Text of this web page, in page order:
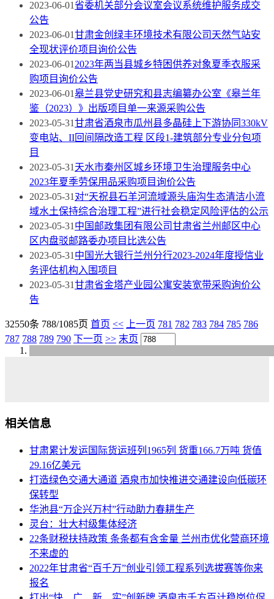
2023-06-01省委机关部分会议室会议系统维护服务成交
公告
2023-06-01甘肃金创绿丰环境技术有限公司天然气站安
全现状评价项目询价公告
2023-06-012023年两当县城乡特困供养对象夏季衣服采
购项目询价公告
2023-06-01皋兰县党史研究和县志编纂办公室《皋兰年
鉴（2023）》出版项目单一来源采购公告
2023-05-31甘肃省酒泉市瓜州县多晶硅上下游协同330kV
变电站、II回间隔改造工程 区段1-建筑部分专业分包项
目
2023-05-31天水市秦州区城乡环境卫生治理服务中心
2023年夏季劳保用品采购项目询价公告
2023-05-31对“天祝县石羊河流域源头庙沟生态清洁小流
域水土保持综合治理工程”进行社会稳定风险评估的公示
2023-05-31中国邮政集团有限公司甘肃省兰州邮区中心
区内盘驳邮路委办项目比选公告
2023-05-31中国光大银行兰州分行2023-2024年度授信业
务评估机构入围项目
2023-05-31甘肃省金塔产业园公寓安装宽带采购询价公
告
32550条 788/1085页 首页 << 上一页 781 782 783 784 785 786
787 788 789 790 下一页 >> 末页
相关信息
甘肃累计发运国际货运班列1965列 货重166.7万吨 货值
29.16亿美元
打造绿色交通大通道 酒泉市加快推进交通建设向低碳环
保转型
华池县“万企兴万村”行动助力春耕生产
灵台：壮大村级集体经济
22条财税扶持政策 条条都有含金量 兰州市优化营商环境
不来虚的
2022年甘肃省“百千万”创业引领工程系列选拔赛等你来
报名